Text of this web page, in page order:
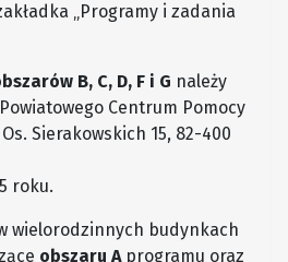
„Programy i zadania
B, C, D, F i G należy
Centrum Pomocy
Sierakowskich 15, 82-400
roku.
wielorodzinnych budynkach
obszaru Aprogramu oraz